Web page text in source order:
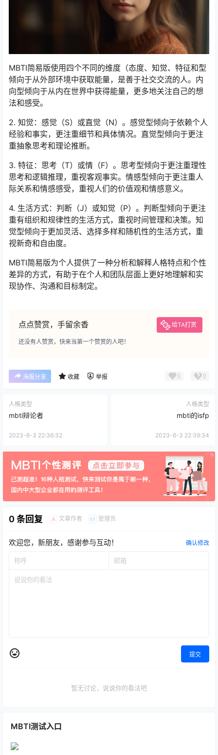
MBTI简易版使用四个不同的维度（态度、知觉、特征和型
倾向于从外部环境中获取能量，是善于社交交流的人。内
向型倾向于从内在世界中获得能量，更多地关注自己的想
法和感受。
2. 知觉：感觉（S）或直觉（N）。感觉型倾向于依赖个人
经验和事实，更注重细节和具体情况。直觉型倾向于更注
重抽象思考和理论推断。
3. 特征：思考（T）或情（F）。思考型倾向于更注重理性
思考和逻辑推理，重视客观事实。情感型倾向于更注重人
际关系和情感感受，重视人们的价值观和情感意义。
4. 生活方式：判断（J）或知觉（P）。判断型倾向于更注
重有组织和规律性的生活方式，重视时间管理和决策。知
觉型倾向于更加灵活、选择多样和随机性的生活方式，重
视新奇和自由度。
MBTI简易版为个人提供了一种分析和解释人格特点和个性
差异的方式，有助于在个人和团队层面上更好地理解和实
现协作、沟通和目标制定。
点点赞赏，手留余香 给TA打赏
还没有人赞赏，快来当第一个赞赏的人吧！
海报分享 收藏 举报 0 0
人格类型
mbti辩论者
2023-6-3 22:36:32
人格类型
mbti的isfp
2023-6-3 22:39:34
0 条回复 A 文章作者 M 管理员
欢迎您，新朋友，感谢参与互动！ 确认修改
提交
暂无讨论，说说你的看法吧
MBTI测试入口